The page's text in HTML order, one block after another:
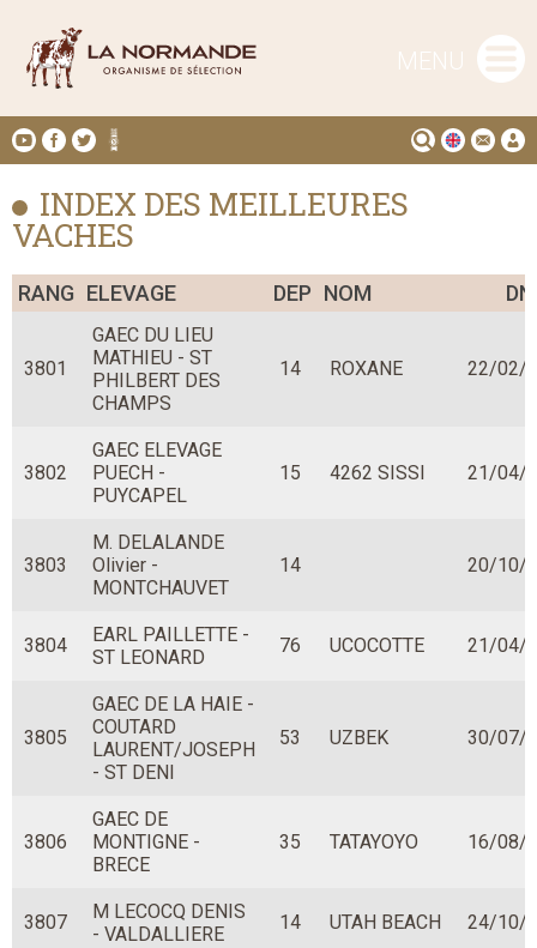
MENU
INDEX DES MEILLEURES
VACHES
RANG ELEVAGE DEP NOM DN
3801
GAEC DU LIEU
MATHIEU - ST
PHILBERT DES
CHAMPS
14 ROXANE 22/02/
3802
GAEC ELEVAGE
PUECH -
PUYCAPEL
15 4262 SISSI 21/04/
3803
M. DELALANDE
Olivier -
MONTCHAUVET
14 20/10/
3804
EARL PAILLETTE -
ST LEONARD
76 UCOCOTTE 21/04/
3805
GAEC DE LA HAIE -
COUTARD
LAURENT/JOSEPH
- ST DENI
53 UZBEK 30/07/
3806
GAEC DE
MONTIGNE -
BRECE
35 TATAYOYO 16/08/
3807
M LECOCQ DENIS
- VALDALLIERE
14 UTAH BEACH 24/10/